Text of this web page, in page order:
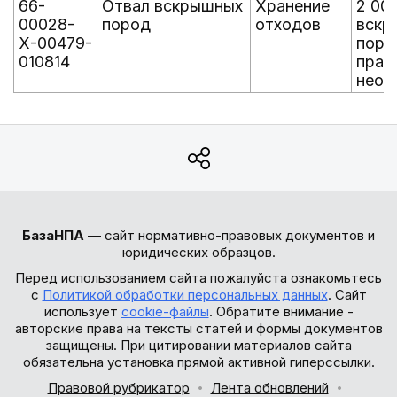
66-
00028-
Х-00479-
010814
Отвал вскрышных
пород
Хранение
отходов
2 00
БазаНПА — сайт нормативно-правовых документов и
юридических образцов.
Перед использованием сайта пожалуйста ознакомьтесь
с Политикой обработки персональных данных. Сайт
использует cookie-файлы. Обратите внимание -
авторские права на тексты статей и формы документов
защищены. При цитировании материалов сайта
обязательна установка прямой активной гиперссылки.
Правовой рубрикатор
Лента обновлений